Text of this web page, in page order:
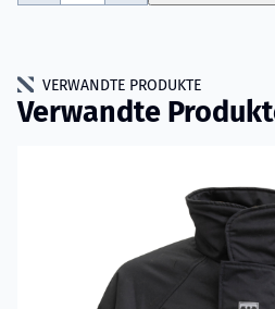
VERWANDTE PRODUKTE
Verwandte